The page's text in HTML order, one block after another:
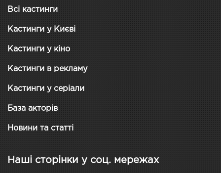
Всі кастинги
Кастинги у Києві
Кастинги у кіно
Кастинги в рекламу
Кастинги у серіали
База акторів
Новини та статті
Наші сторінки у соц. мережах